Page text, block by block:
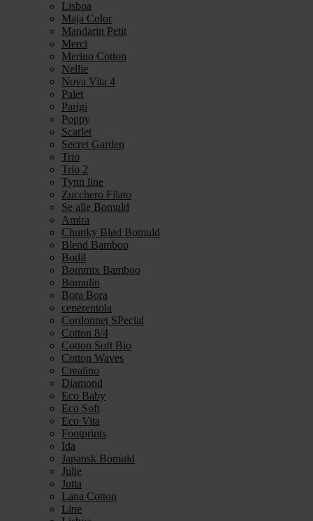
Lisboa
Maja Color
Mandarin Petit
Merci
Merino Cotton
Nellie
Nova Vita 4
Palet
Parigi
Poppy
Scarlet
Secret Garden
Trio
Trio 2
Tynn line
Zucchero Filato
Se alle Bomuld
Amira
Chunky Blød Bomuld
Blend Bamboo
Bodil
Bommix Bamboo
Bomulin
Bora Bora
cenerentola
Cordonnet SPecial
Cotton 8/4
Cotton Soft Bio
Cotton Waves
Crealino
Diamond
Eco Baby
Eco Soft
Eco Vita
Footprints
Ida
Japansk Bomuld
Julie
Jutta
Lana Cotton
Line